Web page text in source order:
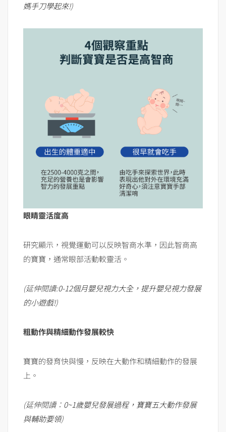
媽手刀學起來!)
眼睛靈活度高
研究顯示，視覺運動可以反映智商水準，因此智商高
的寶寶，通常眼部活動較靈活。
(延伸閱讀:0-12個月嬰兒視力大全，提升嬰兒視力發展
的小遊戲!)
粗動作與精細動作發展較快
寶寶的發育快與慢，反映在大動作和精細動作的發展
上。
(延伸閱讀： 0~1歲嬰兒發展過程，寶寶五大動作發展
與輔助要領)